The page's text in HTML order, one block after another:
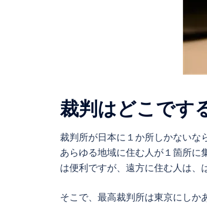
裁判はどこです
裁判所が日本に１か所しかないな
あらゆる地域に住む人が１箇所に
は便利ですが、遠方に住む人は、
そこで、最高裁判所は東京にしか